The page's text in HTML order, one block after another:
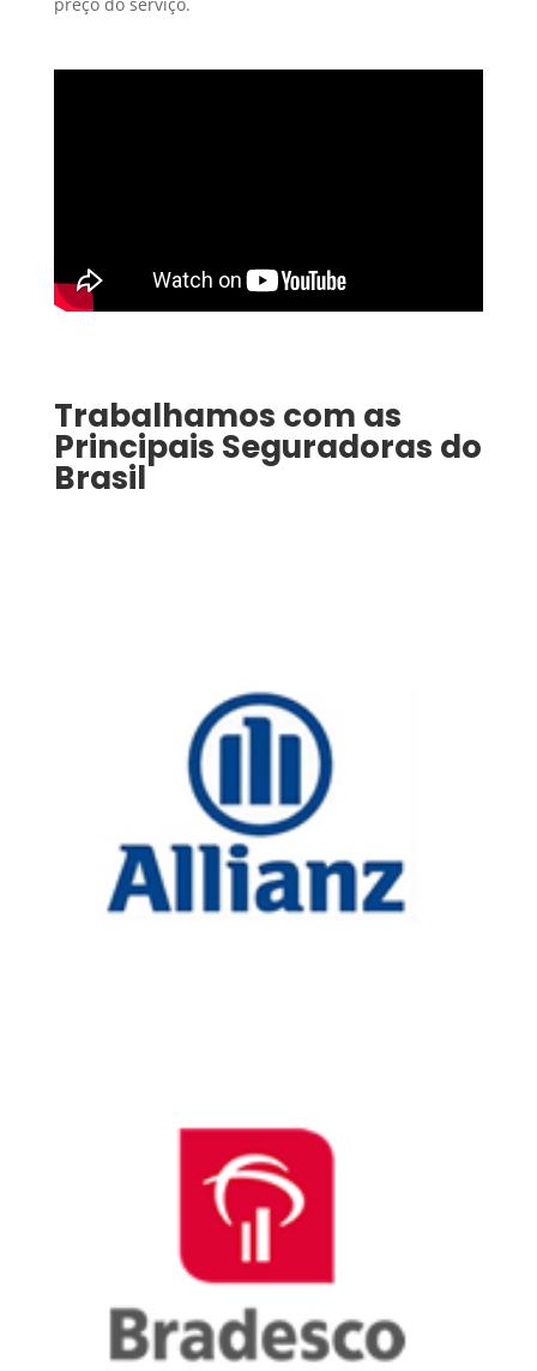
Trabalhamos com as
Principais Seguradoras do
Brasil